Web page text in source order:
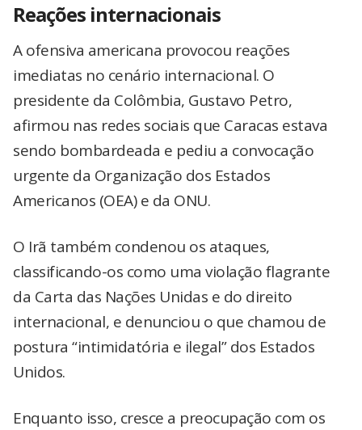
Reações internacionais
A ofensiva americana provocou reações
imediatas no cenário internacional. O
presidente da Colômbia, Gustavo Petro,
afirmou nas redes sociais que Caracas estava
sendo bombardeada e pediu a convocação
urgente da Organização dos Estados
Americanos (OEA) e da ONU.
O Irã também condenou os ataques,
classificando-os como uma violação flagrante
da Carta das Nações Unidas e do direito
internacional, e denunciou o que chamou de
postura “intimidatória e ilegal” dos Estados
Unidos.
Enquanto isso, cresce a preocupação com os